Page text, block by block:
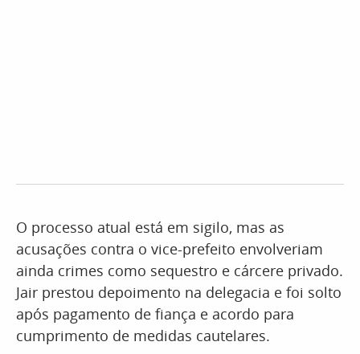
O processo atual está em sigilo, mas as
acusações contra o vice-prefeito envolveriam
ainda crimes como sequestro e cárcere privado.
Jair prestou depoimento na delegacia e foi solto
após pagamento de fiança e acordo para
cumprimento de medidas cautelares.